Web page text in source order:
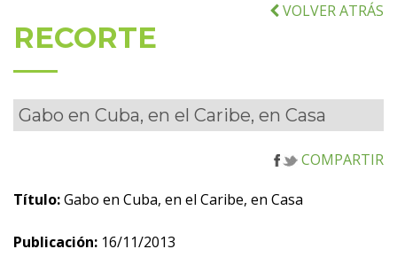
VOLVER ATRÁS
RECORTE
Gabo en Cuba, en el Caribe, en Casa
COMPARTIR
Título:Gabo en Cuba, en el Caribe, en Casa
Publicación: 16/11/2013